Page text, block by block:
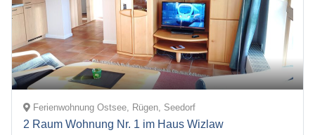
Ferienwohnung Ostsee, Rügen, Seedorf
2 Raum Wohnung Nr. 1 im Haus Wizlaw